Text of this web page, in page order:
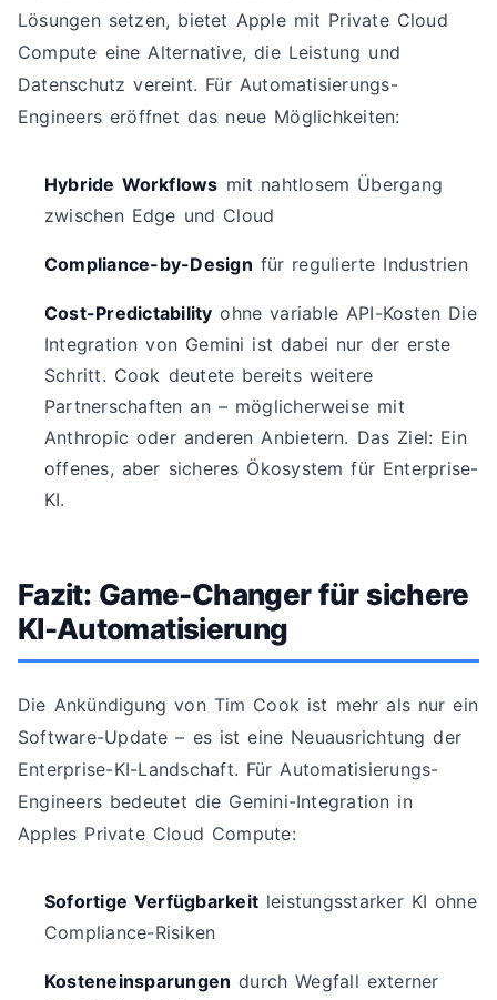
Lösungen setzen, bietet Apple mit Private Cloud
Compute eine Alternative, die Leistung und
Datenschutz vereint. Für Automatisierungs-
Engineers eröffnet das neue Möglichkeiten:
Hybride Workflows mit nahtlosem Übergang
zwischen Edge und Cloud
Compliance-by-Design für regulierte Industrien
Cost-Predictability ohne variable API-Kosten Die
Integration von Gemini ist dabei nur der erste
Schritt. Cook deutete bereits weitere
Partnerschaften an – möglicherweise mit
Anthropic oder anderen Anbietern. Das Ziel: Ein
offenes, aber sicheres Ökosystem für Enterprise-
KI.
Fazit: Game-Changer für sichere
KI-Automatisierung
Die Ankündigung von Tim Cook ist mehr als nur ein
Software-Update – es ist eine Neuausrichtung der
Enterprise-KI-Landschaft. Für Automatisierungs-
Engineers bedeutet die Gemini-Integration in
Apples Private Cloud Compute:
Sofortige Verfügbarkeit leistungsstarker KI ohne
Compliance-Risiken
Kosteneinsparungen durch Wegfall externer